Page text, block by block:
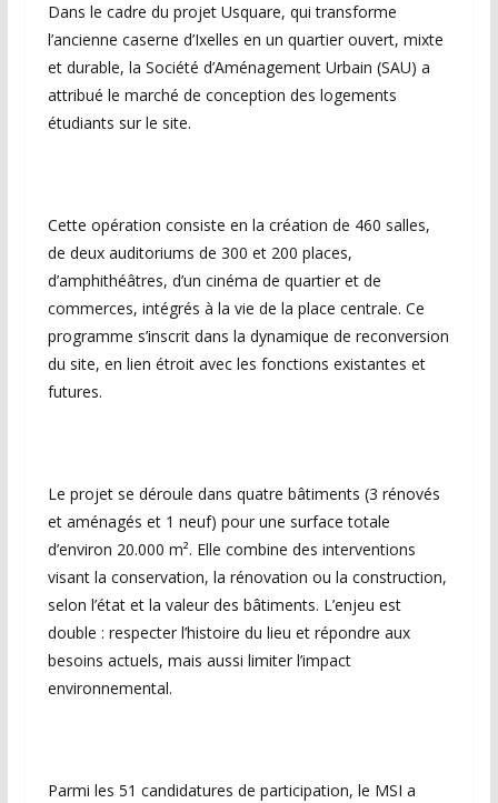
Dans le cadre du projet Usquare, qui transforme
l’ancienne caserne d’Ixelles en un quartier ouvert, mixte
et durable, la Société d’Aménagement Urbain (SAU) a
attribué le marché de conception des logements
étudiants sur le site.
Cette opération consiste en la création de 460 salles,
de deux auditoriums de 300 et 200 places,
d’amphithéâtres, d’un cinéma de quartier et de
commerces, intégrés à la vie de la place centrale. Ce
programme s’inscrit dans la dynamique de reconversion
du site, en lien étroit avec les fonctions existantes et
futures.
Le projet se déroule dans quatre bâtiments (3 rénovés
et aménagés et 1 neuf) pour une surface totale
d’environ 20.000 m². Elle combine des interventions
visant la conservation, la rénovation ou la construction,
selon l’état et la valeur des bâtiments. L’enjeu est
double : respecter l’histoire du lieu et répondre aux
besoins actuels, mais aussi limiter l’impact
environnemental.
Parmi les 51 candidatures de participation, le MSI a